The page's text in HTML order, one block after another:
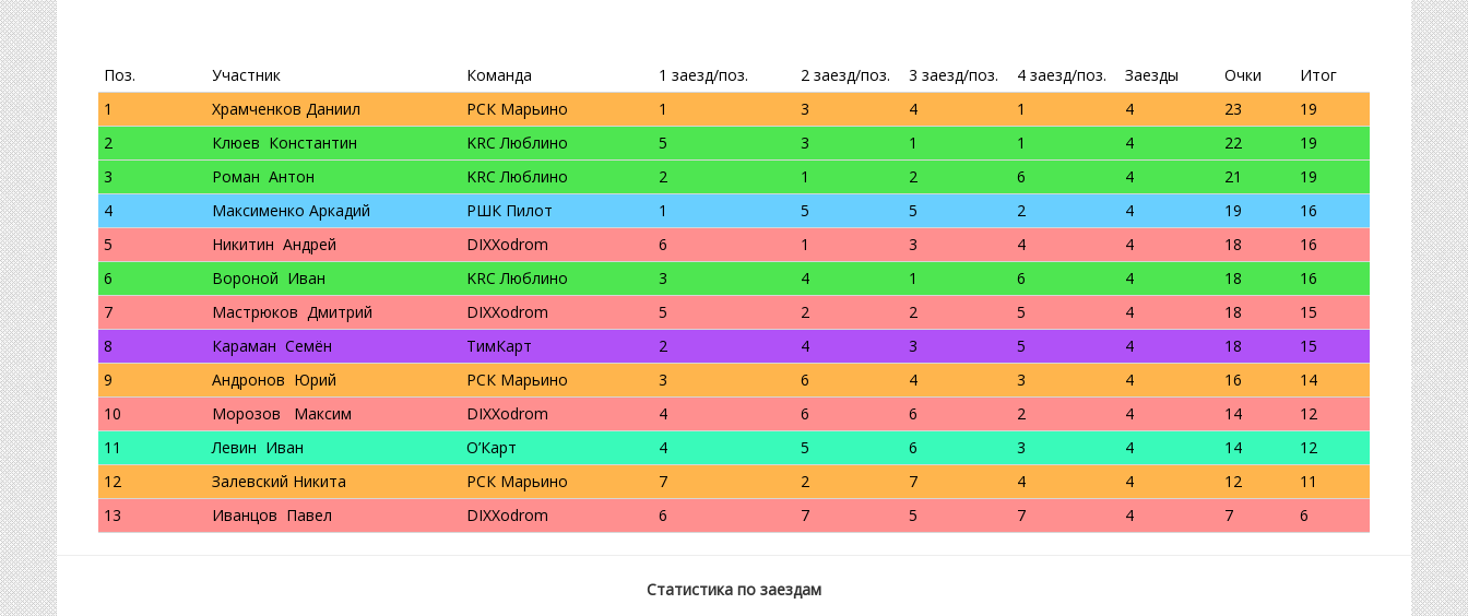
Поз. Участник Команда 1 заезд/поз. 2 заезд/поз. 3 заезд/поз. 4 заезд/поз. Заезды Очки
Итог
1
Храмченков Даниил РСК Марьино 1 3 4 1 4 23
19
2
Клюев Константин KRC Люблино 5 3 1 1 4 22
19
3
Роман Антон KRC Люблино 2 1 2 6 4 21
19
4
Максименко Аркадий РШК Пилот 1 5 5 2 4 19
16
5
Никитин Андрей DIXXodrom 6 1 3 4 4 18
16
6
Вороной Иван KRC Люблино 3 4 1 6 4 18
16
7
Мастрюков Дмитрий DIXXodrom 5 2 2 5 4 18
15
8
Караман Семён ТимКарт 2 4 3 5 4 18
15
9
Андронов Юрий РСК Марьино 3 6 4 3 4 16
14
10
Морозов Максим DIXXodrom 4 6 6 2 4 14
12
11
Левин Иван О’Карт 4 5 6 3 4 14
12
12
Залевский Никита РСК Марьино 7 2 7 4 4 12
11
13
Иванцов Павел DIXXodrom 6 7 5 7 4 7 6
Статистика по заездам